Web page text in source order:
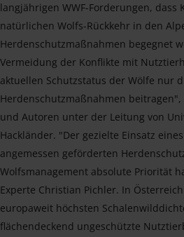
langjährigen WWF-Forderungen, dass
natürlichen Wolfs-Rückkehr in den
Herdenschutzmaßnahmen begegnet
Vermeidung der Konflikte mit
aktuellen Schutzstatus der Wölfe nur
Herdenschutzmaßnahmen
und Autoren unter der Leitung von
Hackländer. "Der gezielte Einsatz
angemessen geförderten
Wolfsmanagement absolute Priorität
Experte Christian Pichler. In
europaweit höchsten
flächendeckend ungeschützte